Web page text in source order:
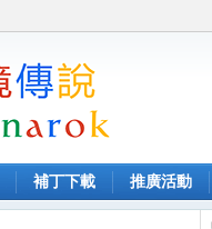
補丁下載 推廣活動